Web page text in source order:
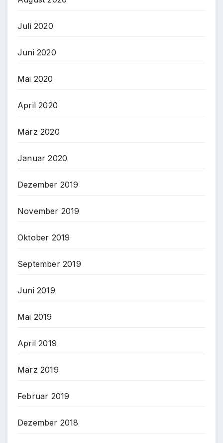
Juli 2020
Juni 2020
Mai 2020
April 2020
März 2020
Januar 2020
Dezember 2019
November 2019
Oktober 2019
September 2019
Juni 2019
Mai 2019
April 2019
März 2019
Februar 2019
Dezember 2018